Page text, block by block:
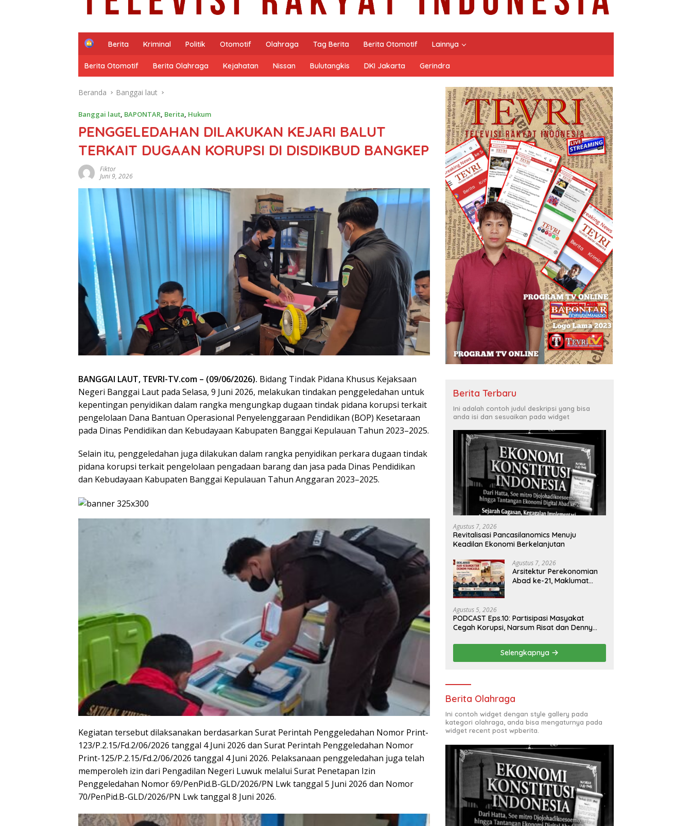
H
m
e
Berita Kriminal Politik Otomotif Olahraga Tag Berita Berita Otomotif Lainnya
Berita Otomotif Berita Olahraga Kejahatan Nissan Bulutangkis DKI Jakarta Gerindra
Beranda Banggai laut
Banggai laut, BAPONTAR, Berita, Hukum
PENGGELEDAHAN DILAKUKAN KEJARI BALUT
TERKAIT DUGAAN KORUPSI DI DISDIKBUD BANGKEP
Fiktor
Juni 9, 2026
BANGGAI LAUT, TEVRI-TV.com – (09/06/2026). Bidang Tindak Pidana Khusus Kejaksaan
Negeri Banggai Laut pada Selasa, 9 Juni 2026, melakukan tindakan penggeledahan untuk
kepentingan penyidikan dalam rangka mengungkap dugaan tindak pidana korupsi terkait
pengelolaan Dana Bantuan Operasional Penyelenggaraan Pendidikan (BOP) Kesetaraan
pada Dinas Pendidikan dan Kebudayaan Kabupaten Banggai Kepulauan Tahun 2023–2025.
Selain itu, penggeledahan juga dilakukan dalam rangka penyidikan perkara dugaan tindak
pidana korupsi terkait pengelolaan pengadaan barang dan jasa pada Dinas Pendidikan
dan Kebudayaan Kabupaten Banggai Kepulauan Tahun Anggaran 2023–2025.
Kegiatan tersebut dilaksanakan berdasarkan Surat Perintah Penggeledahan Nomor Print-
123/P.2.15/Fd.2/06/2026 tanggal 4 Juni 2026 dan Surat Perintah Penggeledahan Nomor
Print-125/P.2.15/Fd.2/06/2026 tanggal 4 Juni 2026. Pelaksanaan penggeledahan juga telah
memperoleh izin dari Pengadilan Negeri Luwuk melalui Surat Penetapan Izin
Penggeledahan Nomor 69/PenPid.B-GLD/2026/PN Lwk tanggal 5 Juni 2026 dan Nomor
70/PenPid.B-GLD/2026/PN Lwk tanggal 8 Juni 2026.
Berita Terbaru
Ini adalah contoh judul deskripsi yang bisa
anda isi dan sesuaikan pada widget
Agustus 7, 2026
Revitalisasi Pancasilanomics Menuju
Keadilan Ekonomi Berkelanjutan
Agustus 7, 2026
Arsitektur Perekonomian
Abad ke-21, Maklumat
Agustus 5, 2026
PODCAST Eps.10: Partisipasi Masyakat
Cegah Korupsi, Narsum Risat dan Denny
Selengkapnya
Berita Olahraga
Ini contoh widget dengan style gallery pada
kategori olahraga, anda bisa mengaturnya pada
widget recent post wpberita.